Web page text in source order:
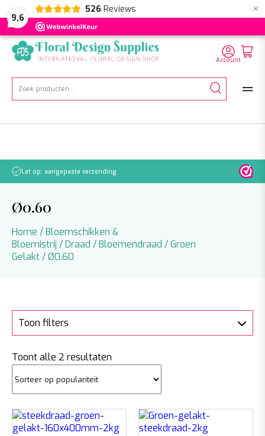
9,6
526 Reviews ×
NL EN DE
Zoeken
Account
Let op: aangepaste verzending
Ø0.60
Home /Bloemschikken &
Bloemistrij /Draad /Bloemendraad /Groen
Gelakt/ Ø0.60
Toon filters
Toont alle 2 resultaten
populariteit